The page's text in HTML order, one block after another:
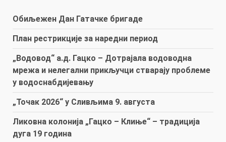
Обиљежен Дан Гатачке бригаде
План рестрикције за наредни период
„Водовод“ а.д. Гацко – Дотрајала водоводна
мрежа и нелегални прикључци стварају проблеме
у водоснабдијевању
„Точак 2026“ у Сливљима 9. августа
Ликовна колонија „Гацко – Клиње“ – традиција
дуга 19 година